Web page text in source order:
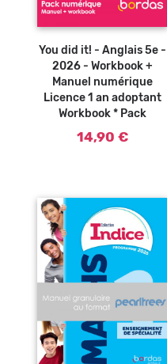
You did it! - Anglais 5e -
2026 - Workbook +
Manuel numérique
Licence 1 an adoptant
Workbook * Pack
14,90 €